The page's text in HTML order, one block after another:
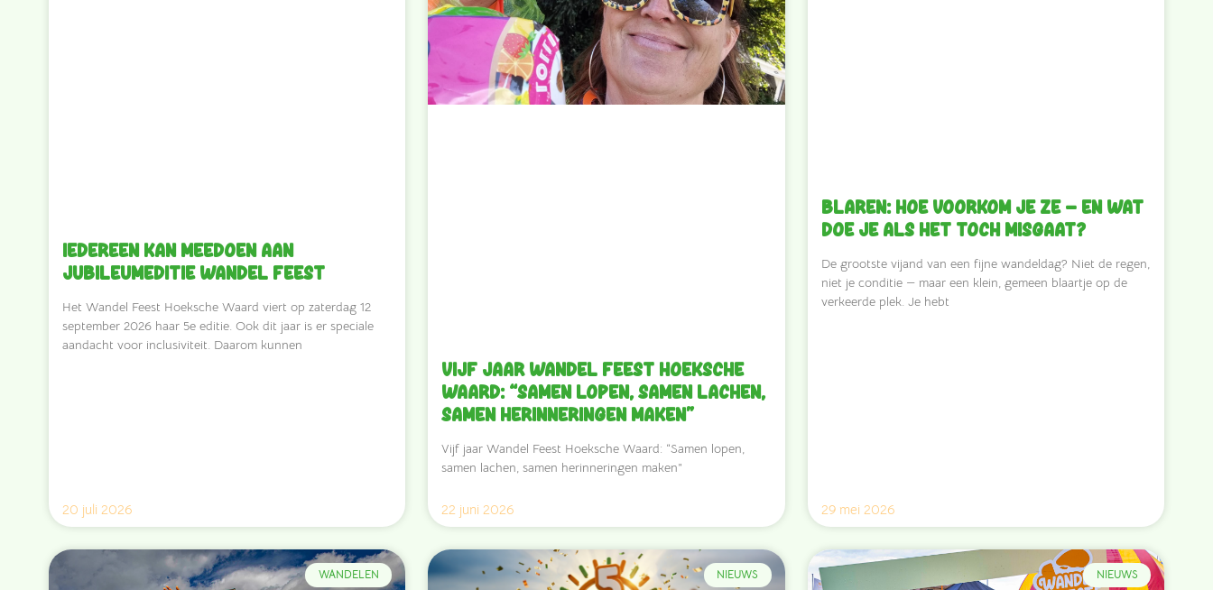
Iedereen kan meedoen aan
jubileumeditie Wandel Feest
Het Wandel Feest Hoeksche Waard viert op zaterdag 12
september 2026 haar 5e editie. Ook dit jaar is er speciale
aandacht voor inclusiviteit. Daarom kunnen
20 juli 2026
Vijf jaar Wandel Feest Hoeksche
Waard: “Samen lopen, samen lachen,
samen herinneringen maken”
Vijf jaar Wandel Feest Hoeksche Waard: “Samen lopen,
samen lachen, samen herinneringen maken”
22 juni 2026
Blaren: hoe voorkom je ze — en wat
doe je als het toch misgaat?
De grootste vijand van een fijne wandeldag? Niet de regen,
niet je conditie — maar een klein, gemeen blaartje op de
verkeerde plek. Je hebt
29 mei 2026
WANDELEN NIEUWS NIEUWS